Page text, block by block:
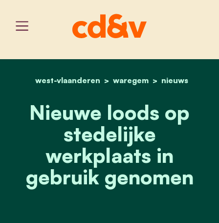
home
west-vlaanderen waregem nieuws
nieuwe loods op
Nieuwe loods op
stedelijke
werkplaats in
gebruik genomen